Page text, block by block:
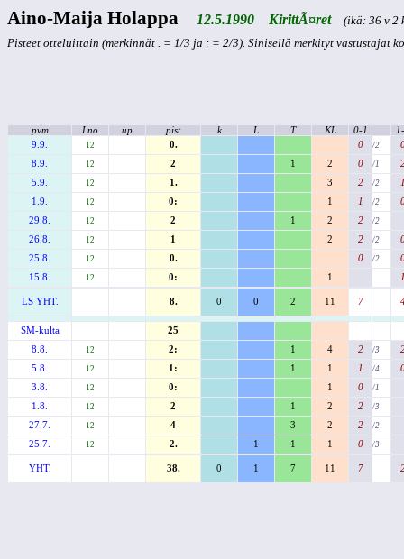
Aino-Maija Holappa 12.5.1990 KirittÃ¤ret
(ikä: 36 v 2
Pisteet otteluittain (merkinnät . = 1/3 ja : = 2/3). Sinisellä merkityt vastustajat
pvm Lno up pist k L T KL 0-1
9.9.
12 0. 0 /2
8.9.
12 2 1 2 0 /1
5.9.
12 1. 3 2 /2
1.9.
12 0: 1 1 /2
29.8.
12 2 1 2 2 /2
26.8. 12 1 2 2 /2
25.8.
12 0. 0 /2
15.8.
12 0: 1
LS YHT. 8. 0 0 2 11 7
SM-kulta
25
8.8.
12 2: 1 4 2 /3
5.8.
12 1: 1 1 1 /4
3.8.
12 0: 1 0 /1
1.8. 12 2 1 2 2 /3
27.7. 12 4 3 2 2 /2
25.7. 12 2. 1 1 1 0 /3
YHT. 38. 0 1 7 11 7